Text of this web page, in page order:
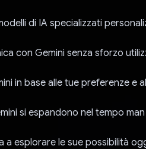
di IA specializzati
con Gemini senza sforzo
in base alle tue preferenze e
si espandono nel tempo
a esplorare le sue possibilità